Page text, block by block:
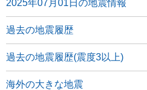
2025年07月01日の地震情報
過去の地震履歴
過去の地震履歴(震度3以上)
海外の大きな地震